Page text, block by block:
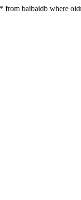
baibaidb where